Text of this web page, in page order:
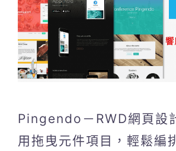
Pingendo－RWD網頁設
用拖曳元件項目，輕鬆編